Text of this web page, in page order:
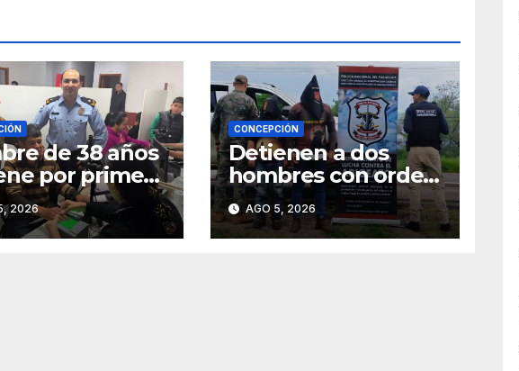
de 38 años
por primera
cédula de
en
2026
CONCEPCIÓN
Detienen a dos
hombres con orden
de captura por un
caso de abigeato
AGO 5, 2026